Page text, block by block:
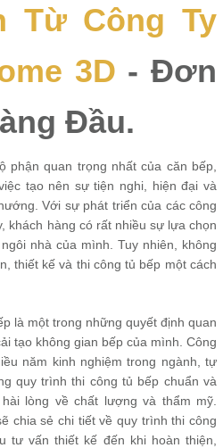
Từ Công Ty
3D - Đơn
Đầu.
phận quan trọng nhất của căn bếp,
tạo nên sự tiện nghi, hiện đại và
Với sự phát triển của các công
khách hàng có rất nhiều sự lựa chọn
nhà của mình. Tuy nhiên, không
thiết kế và thi công tủ bếp một cách
là một trong những quyết định quan
tạo không gian bếp của mình. Công
năm kinh nghiệm trong ngành, tự
quy trình thi công tủ bếp chuẩn và
lòng về chất lượng và thẩm mỹ.
chia sẻ chi tiết về quy trình thi công
tư vấn thiết kế đến khi hoàn thiện,